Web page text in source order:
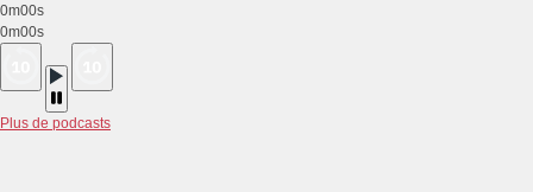
0m00s
0m00s
Plus de podcasts